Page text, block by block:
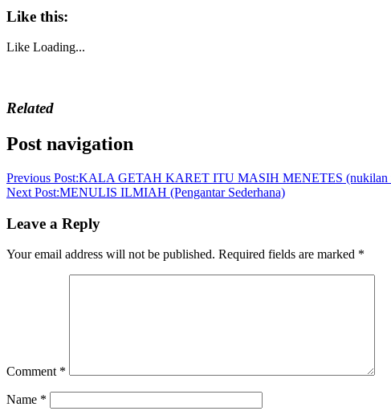
Like this:
Like Loading...
Related
Post navigation
Previous Post:KALA GETAH KARET ITU MASIH MENETES (nukilan
Next Post:MENULIS ILMIAH (Pengantar Sederhana)
Leave a Reply
Your email address will not be published. Required fields are marked *
Comment *
Name *